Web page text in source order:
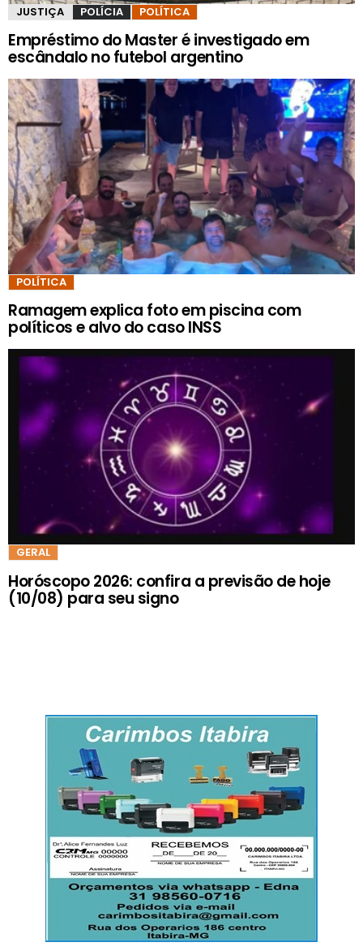
JUSTIÇA POLÍCIA POLÍTICA
Empréstimo do Master é investigado em
escândalo no futebol argentino
POLÍTICA
Ramagem explica foto em piscina com
políticos e alvo do caso INSS
GERAL
Horóscopo 2026: confira a previsão de hoje
(10/08) para seu signo